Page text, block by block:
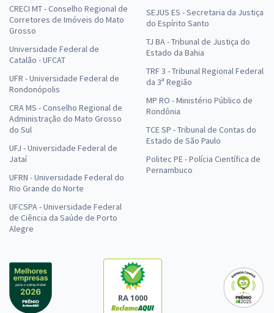
CRECI MT - Conselho Regional de
Corretores de Imóveis do Mato
Grosso
Universidade Federal de
Catalão - UFCAT
UFR - Universidade Federal de
Rondonópolis
CRA MS - Conselho Regional de
Administração do Mato Grosso
do Sul
UFJ - Universidade Federal de
Jataí
UFRN - Universidade Federal do
Rio Grande do Norte
UFCSPA - Universidade Federal
de Ciência da Saúde de Porto
Alegre
SEJUS ES - Secretaria da Justiça
do Espírito Santo
TJ BA - Tribunal de Justiça do
Estado da Bahia
TRF 3 - Tribunal Regional Federal
da 3ª Região
MP RO - Ministério Público de
Rondônia
TCE SP - Tribunal de Contas do
Estado de São Paulo
Politec PE - Polícia Científica de
Pernambuco
RA 1000